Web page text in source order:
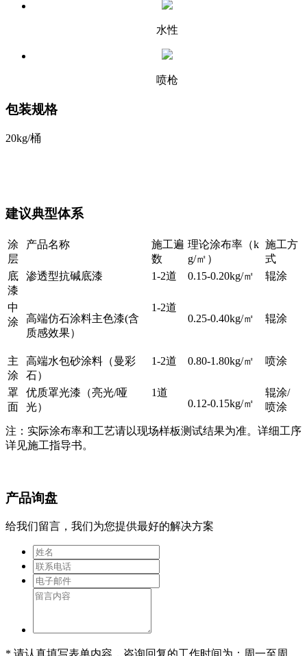
水性
喷枪
包装规格
20kg/桶
建议典型体系
涂
层
产品名称
施工遍
数
理论涂布率（k
g/㎡）
施工方
式
底
漆
渗透型抗碱底漆 1-2道 0.15-0.20kg/㎡ 辊涂
中
涂
高端仿石涂料主色漆(含
质感效果）
1-2道
0.25-0.40kg/㎡
辊涂
主
涂
高端水包砂涂料（曼彩
石）
1-2道 0.80-1.80kg/㎡ 喷涂
罩
面
优质罩光漆（亮光/哑
光）
1道
0.12-0.15kg/㎡
辊涂/
喷涂
注：实际涂布率和工艺请以现场样板测试结果为准。详细工序
详见施工指导书。
产品询盘
给我们留言，我们为您提供最好的解决方案